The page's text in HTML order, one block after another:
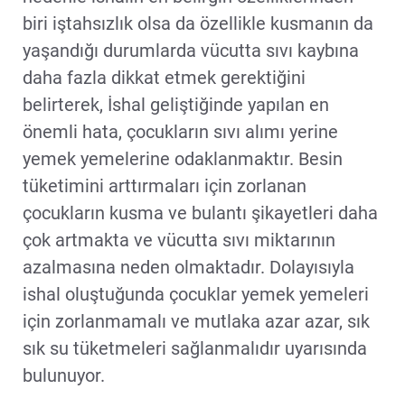
biri iştahsızlık olsa da özellikle kusmanın da
yaşandığı durumlarda vücutta sıvı kaybına
daha fazla dikkat etmek gerektiğini
belirterek, İshal geliştiğinde yapılan en
önemli hata, çocukların sıvı alımı yerine
yemek yemelerine odaklanmaktır. Besin
tüketimini arttırmaları için zorlanan
çocukların kusma ve bulantı şikayetleri daha
çok artmakta ve vücutta sıvı miktarının
azalmasına neden olmaktadır. Dolayısıyla
ishal oluştuğunda çocuklar yemek yemeleri
için zorlanmamalı ve mutlaka azar azar, sık
sık su tüketmeleri sağlanmalıdır uyarısında
bulunuyor.